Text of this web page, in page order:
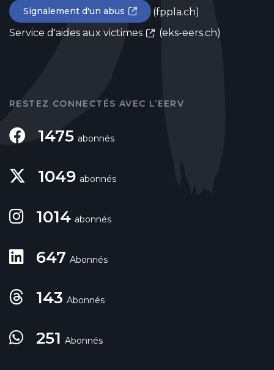
Signalement d'un abus
(fppla.ch)
Service d'aides aux victimes
(eks-eers.ch)
RESTEZ CONNECTÉS AVEC L’EERV
1475 abonnés
1049 abonnés
1014 abonnés
647 Abonnés
143 Abonnés
251 Abonnés